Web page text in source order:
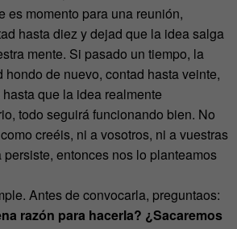
es momento para una reunión,
hasta diez y dejad que la idea salga
mente. Si pasado un tiempo, la
hondo de nuevo, contad hasta veinte,
que la idea realmente
todo seguirá funcionando bien. No
creéis, ni a vosotros, ni a vuestras
entonces nos lo planteamos
Antes de convocarla, preguntaos:
razón para hacerla? ¿Sacaremos